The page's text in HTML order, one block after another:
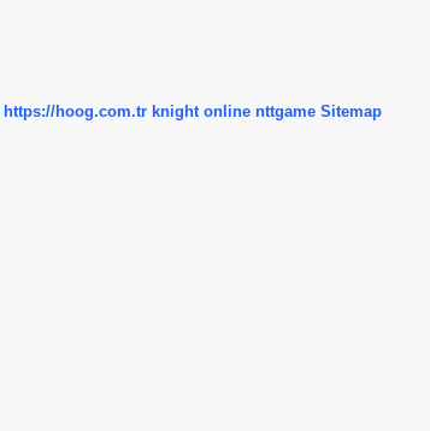
https://hoog.com.tr knight online nttgame Sitemap